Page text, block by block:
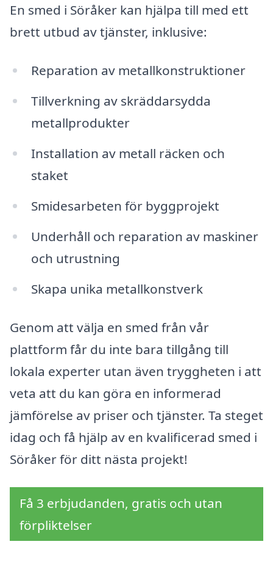
En smed i Söråker kan hjälpa till med ett
brett utbud av tjänster, inklusive:
Reparation av metallkonstruktioner
Tillverkning av skräddarsydda
metallprodukter
Installation av metall räcken och
staket
Smidesarbeten för byggprojekt
Underhåll och reparation av maskiner
och utrustning
Skapa unika metallkonstverk
Genom att välja en smed från vår
plattform får du inte bara tillgång till
lokala experter utan även tryggheten i att
veta att du kan göra en informerad
jämförelse av priser och tjänster. Ta steget
idag och få hjälp av en kvalificerad smed i
Söråker för ditt nästa projekt!
Få 3 erbjudanden, gratis och utan
förpliktelser